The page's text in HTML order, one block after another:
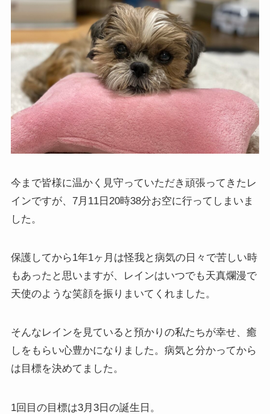
今まで皆様に温かく見守っていただき頑張ってきたレ
インですが、7月11日20時38分お空に行ってしまいま
した。
保護してから1年1ヶ月は怪我と病気の日々で苦しい時
もあったと思いますが、レインはいつでも天真爛漫で
天使のような笑顔を振りまいてくれました。
そんなレインを見ていると預かりの私たちが幸せ、癒
しをもらい心豊かになりました。病気と分かってから
は目標を決めてました。
1回目の目標は3月3日の誕生日。